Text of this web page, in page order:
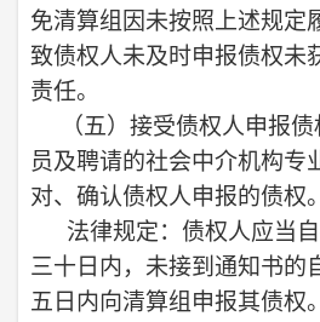
免清算组因未按照上述规定
致债权人未及时申报债权未
责任。
（五） 接受债权人申报
员及聘请的社会中介机构专
对、确认债权人申报的债权。
法律规定：债权人应当自
三十日内，未接到通知书的
五日内向清算组申报其债权